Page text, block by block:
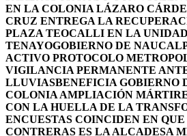
EN LA COLONIA LÁZARO
CRUZ ENTREGA LA
PLAZA TEOCALLI EN LA
TENAYOGOBIERNO DE
ACTIVO PROTOCOLO
VIGILANCIA PERMANENTE
LLUVIASBENEFICIA GOBIERNO
COLONIA AMPLIACIÓN
CON LA HUELLA DE LA
ENCUESTAS COINCIDEN EN
CONTRERAS ES LA ALCADESA